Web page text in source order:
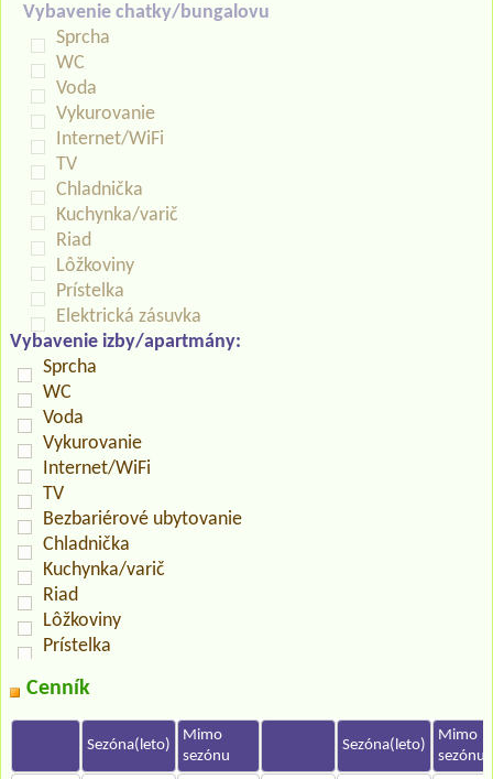
Vybavenie chatky/bungalovu
Sprcha
WC
Voda
Vykurovanie
Internet/WiFi
TV
Chladnička
Kuchynka/varič
Riad
Lôžkoviny
Prístelka
Elektrická zásuvka
Vybavenie izby/apartmány:
Sprcha
WC
Voda
Vykurovanie
Internet/WiFi
TV
Bezbariérové ubytovanie
Chladnička
Kuchynka/varič
Riad
Lôžkoviny
Prístelka
Cenník
Sezóna(leto)
Mimo
sezónu
Sezóna(leto)
Mimo
sezónu